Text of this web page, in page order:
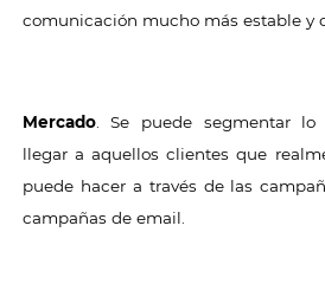
comunicación mucho más estable y
Mercado. Se puede segmentar lo
llegar a aquellos clientes que
puede hacer a través de las
campañas de email.